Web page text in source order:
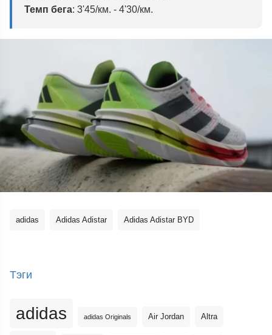
Темп бега: 3'45/км. - 4'30/км.
adidas Adidas Adistar Adidas Adistar BYD
Тэги
adidas adidas Originals Air Jordan Altra